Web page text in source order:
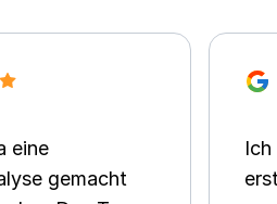
eine
gemacht